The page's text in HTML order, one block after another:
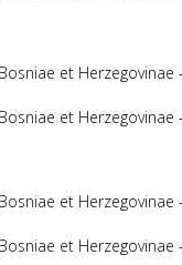
et Herzegovinae
et Herzegovinae
et Herzegovinae
et Herzegovinae